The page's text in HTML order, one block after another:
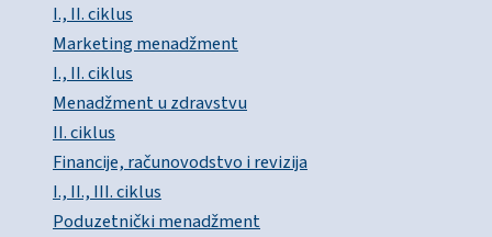
I., II. ciklus
Marketing menadžment
I., II. ciklus
Menadžment u zdravstvu
II. ciklus
Financije, računovodstvo i revizija
I., II., III. ciklus
Poduzetnički menadžment